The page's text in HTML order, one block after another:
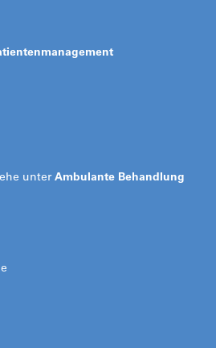
unterAmbulante Behandlung